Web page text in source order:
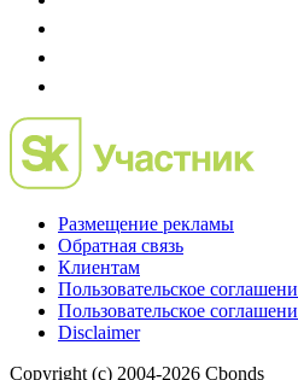
Размещение рекламы
Обратная связь
Клиентам
Пользовательское
Пользовательское
Disclaimer
Copyright (c) 2004-2026 Cbonds